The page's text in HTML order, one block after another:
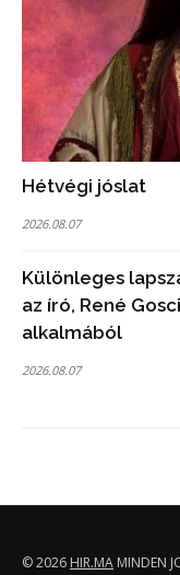
Hétvégi jóslat
2026.08.07
Különleges
az író, René
alkalmából
2026.08.07
© 2026 HIR.MA MINDEN